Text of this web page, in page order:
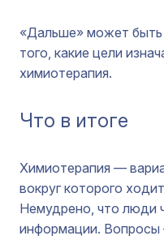
«Дальше» может быть
того, какие цели
химиотерапия.
Что в итоге
Химиотерапия —
вокруг которого
Немудрено, что люди
информации.